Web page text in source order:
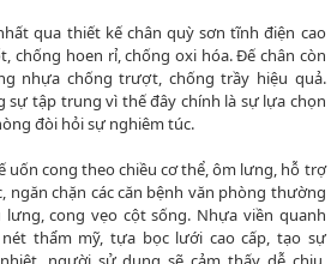
qua thiết kế chân quỳ sơn tĩnh điện cao
chống hoen rỉ, chống oxi hóa. Đế chân còn
nhựa chống trượt, chống trầy hiệu quả.
sự tập trung vì thế đây chính là sự lựa chọn
đòi hỏi sự nghiêm túc.
uốn cong theo chiều cơ thể, ôm lưng, hỗ trợ
ngăn chặn các căn bệnh văn phòng thường
cong vẹo cột sống. Nhựa viền quanh
thẩm mỹ, tựa bọc lưới cao cấp, tạo sự